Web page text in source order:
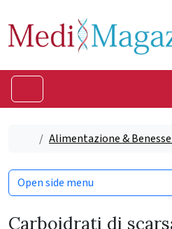
Home
Alimentazione &
Carboidrati di
Open side menu